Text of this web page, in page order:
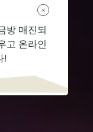
방 매진되
고 온라인
!